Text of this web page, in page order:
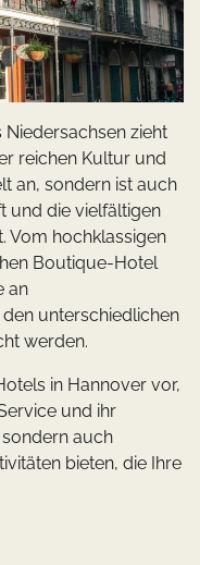
zieht
reichen Kultur und
an, sondern ist auch
und die vielfältigen
Vom hochklassigen
Boutique-Hotel
an
unterschiedlichen
werden.
in Hannover vor,
und ihr
auch
bieten, die Ihre